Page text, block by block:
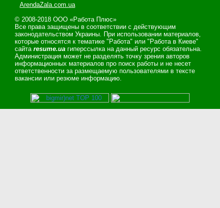
ArendaZala.com.ua
© 2008-2018 ООО «Работа Плюс»
Все права защищены в соответствии с действующим
законодательством Украины. При использовании материалов,
которые относятся к тематике "Работа" или "Работа в Киеве"
сайта resume.ua гиперссылка на данный ресурс обязательна.
Администрация может не разделять точку зрения авторов
информационных материалов про поиск работы и не несет
ответственности за размещаемую пользователями в тексте
вакансии или резюме информацию.